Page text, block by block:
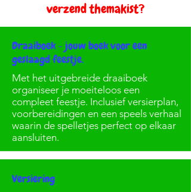
verzend themakist?
Draaiboek - jouw boek voor een
geslaagd feestje.
Met het uitgebreide draaiboek
organiseer je moeiteloos een
compleet feestje. Inclusief versierplan,
voorbereidingen en een speels verhaal
waarin de spelletjes perfect op elkaar
aansluiten.
Versiering